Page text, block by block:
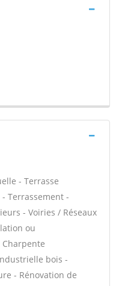
- Terrasse
Terrassement -
- Voiries / Réseaux
ou
bois -
- Rénovation de